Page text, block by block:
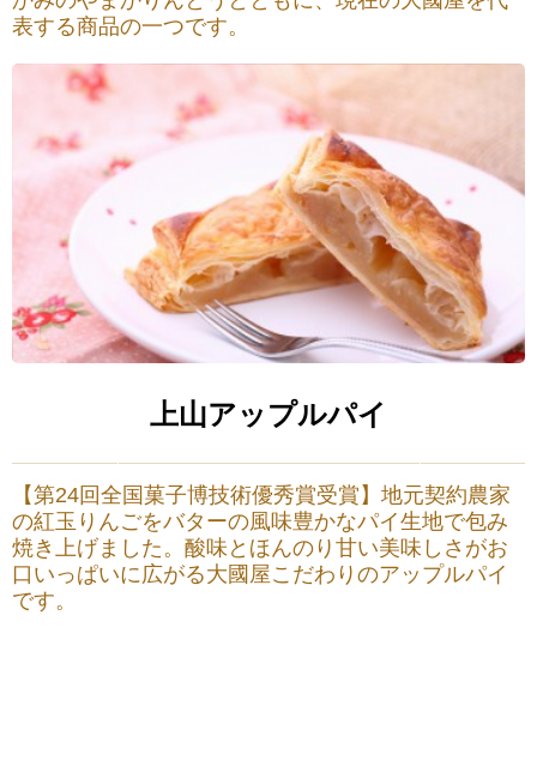
表する商品の一つです。
上山アップルパイ
【第24回全国菓子博技術優秀賞受賞】地元契約農家
の紅玉りんごをバターの風味豊かなパイ生地で包み
焼き上げました。酸味とほんのり甘い美味しさがお
口いっぱいに広がる大國屋こだわりのアップルパイ
です。